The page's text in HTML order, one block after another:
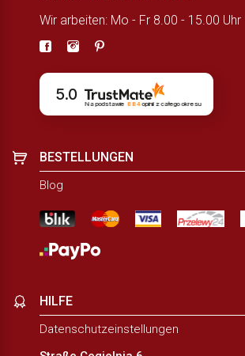
Wir arbeiten: Mo - Fr 8.00 - 15.00 Uhr
5.0
Na podstawie 884opiniiz całego okresu
BESTELLUNGEN
Blog
HILFE
Datenschutzeinstellungen